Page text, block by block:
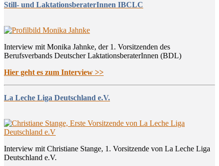
Still- und LaktationsberaterInnen IBCLC
Interview mit Monika Jahnke, der 1. Vorsitzenden des
Berufsverbands Deutscher LaktationsberaterInnen (BDL)
Hier geht es zum Interview >>
La Leche Liga Deutschland e.V.
Interview mit Christiane Stange, 1. Vorsitzende von La Leche Liga
Deutschland e.V.